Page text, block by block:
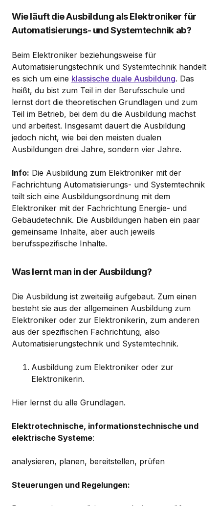
Wie läuft die Ausbildung als Elektroniker für
Automatisierungs- und Systemtechnik ab?
Beim Elektroniker beziehungsweise für
Automatisierungstechnik und Systemtechnik handelt
es sich um eine klassische duale Ausbildung. Das
heißt, du bist zum Teil in der Berufsschule und
lernst dort die theoretischen Grundlagen und zum
Teil im Betrieb, bei dem du die Ausbildung machst
und arbeitest. Insgesamt dauert die Ausbildung
jedoch nicht, wie bei den meisten dualen
Ausbildungen drei Jahre, sondern vier Jahre.
Info: Die Ausbildung zum Elektroniker mit der
Fachrichtung Automatisierungs- und Systemtechnik
teilt sich eine Ausbildungsordnung mit dem
Elektroniker mit der Fachrichtung Energie- und
Gebäudetechnik. Die Ausbildungen haben ein paar
gemeinsame Inhalte, aber auch jeweils
berufsspezifische Inhalte.
Was lernt man in der Ausbildung?
Die Ausbildung ist zweiteilig aufgebaut. Zum einen
besteht sie aus der allgemeinen Ausbildung zum
Elektroniker oder zur Elektronikerin, zum anderen
aus der spezifischen Fachrichtung, also
Automatisierungstechnik und Systemtechnik.
Ausbildung zum Elektroniker oder zur
Elektronikerin.
Hier lernst du alle Grundlagen.
Elektrotechnische, informationstechnische und
elektrische Systeme:
analysieren, planen, bereitstellen, prüfen
Steuerungen und Regelungen: